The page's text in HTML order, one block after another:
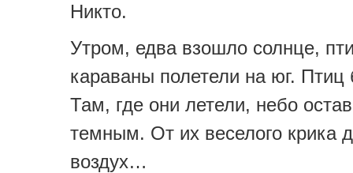
Никто.
Утром, едва взошло солнце,
караваны полетели на юг.
Там, где они летели, небо
темным. От их веселого крика
воздух…